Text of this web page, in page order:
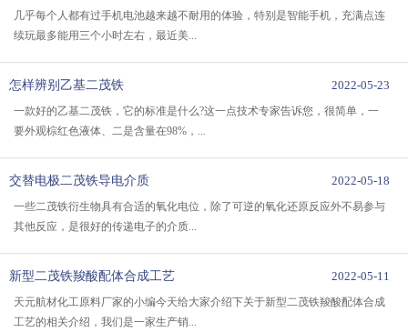
线性分子 式
Fe(C5H5)2
别名
双环戊二烯合铁
几乎每个人都有过手机电池越来越不耐用的体验，特别是智能手机，充满点连
续玩最多能用三个小时左右，最近美...
怎样辨别乙基二茂铁 2022-05-23
一款好的乙基二茂铁，它的标准是什么?这一点技术专家告诉您，很简单，一
要外观棕红色液体、二是含量在98%，...
交替电极二茂铁导电介质 2022-05-18
一些二茂铁衍生物具有合适的氧化电位，除了可逆的氧化还原反应外不易参与
其他反应，是很好的传递电子的介质...
新型二茂铁羧酸配体合成工艺 2022-05-11
天元航材化工原料厂家的小编今天给大家介绍下关于新型二茂铁羧酸配体合成
工艺的相关介绍，我们是一家生产销...